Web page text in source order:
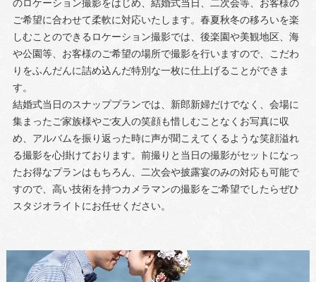
のロケーション撮影をはじめ、結婚式当日、二次会等、お客様の
ご希望に合わせて柔軟に対応いたします。春夏秋冬の移ろいを楽
しむことのできるロケーション撮影では、後楽園や美観地区、海
や公園等、お客様のご希望の場所で撮影を行いますので、こだわ
りをふんだんに詰め込んだ特別な一枚に仕上げることができま
す。
結婚式当日のスナッププランでは、新郎新婦だけでなく、会場に
集まったご家族様やご友人の笑顔も惜しむことなくお写真に収
め、アルバムを振り返った時に声が聞こえてくるような笑顔溢れ
る撮影を心掛けております。前撮りと当日の撮影がセットになっ
たお得なプランはもちろん、二次会や披露宴のみの対応も可能で
すので、高い技術を持つカメラマンの撮影をご希望でしたらぜひ
スタジオライトにお任せください。